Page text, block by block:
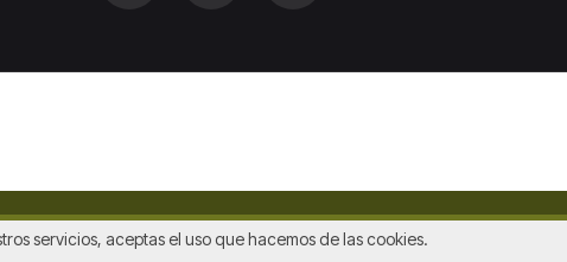
servicios, aceptas el uso que hacemos de las cookies.